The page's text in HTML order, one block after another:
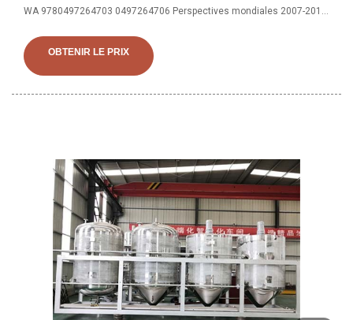
WA 9780497264703 0497264706 Perspectives mondiales 2007-2012
produits de graines de coton, Inc. Icon Group International
9781435759145 1435759141 Perdu dans les détails : Court Histoires,
OBTENIR LE PRIX